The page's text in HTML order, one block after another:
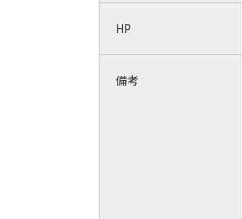
HP
備考